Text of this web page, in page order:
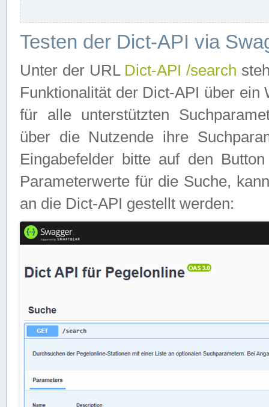
Testen der Dict-API via
Unter der URL Dict-API /search
Funktionalität der Dict-API über
für alle unterstützten
über die Nutzende ihre
Eingabefelder bitte auf den
Parameterwerte für die Suche,
an die Dict-API gestellt werden: